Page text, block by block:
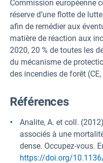
Commission européenne
réserve d’une flotte de
afin de remédier aux
matière de réaction aux
2020, 20 % de toutes les
du mécanisme de
des incendies de forêt
Références
Analite, A. et coll.
associés à une
dense. Occupez-vous.
https://doi.org/